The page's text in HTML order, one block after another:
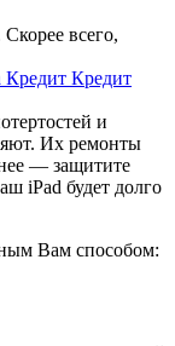
всего,
Кредит Кредит
и
Их ремонты
— защитите
iPad будет долго
Вам способом: